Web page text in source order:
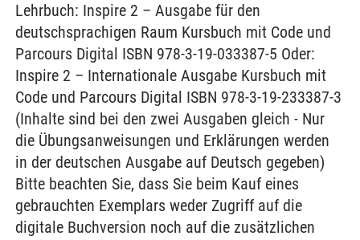
Lehrbuch: Inspire 2 – Ausgabe für den
deutschsprachigen Raum Kursbuch mit Code und
Parcours Digital ISBN 978-3-19-033387-5 Oder:
Inspire 2 – Internationale Ausgabe Kursbuch mit
Code und Parcours Digital ISBN 978-3-19-233387-3
(Inhalte sind bei den zwei Ausgaben gleich - Nur
die Übungsanweisungen und Erklärungen werden
in der deutschen Ausgabe auf Deutsch gegeben)
Bitte beachten Sie, dass Sie beim Kauf eines
gebrauchten Exemplars weder Zugriff auf die
digitale Buchversion noch auf die zusätzlichen